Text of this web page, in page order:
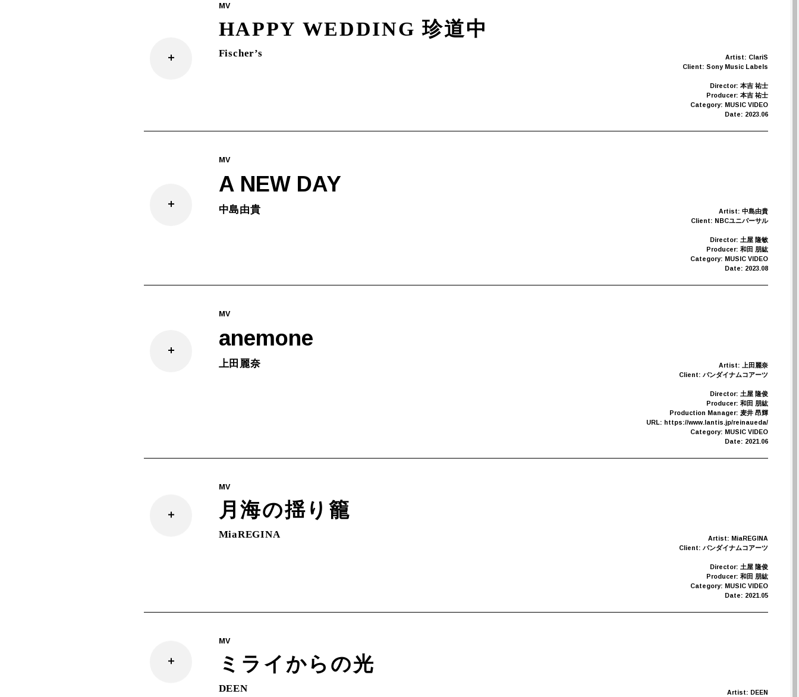
MV
HAPPY WEDDING 珍道中
Fischer’s
Artist: ClariS
Client: Sony Music Labels
Director: 本吉 祐士
Producer: 本吉 祐士
Category: MUSIC VIDEO
Date: 2023.06
MV
A NEW DAY
中島由貴
Artist: 中島由貴
Client: NBCユニバーサル
Director: 土屋 隆敏
Producer: 和田 朋紘
Category: MUSIC VIDEO
Date: 2023.08
MV
anemone
上田麗奈
Artist: 上田麗奈
Client: バンダイナムコアーツ
Director: 土屋 隆俊
Producer: 和田 朋紘
Production Manager: 麦井 昂輝
URL: https://www.lantis.jp/reinaueda/
Category: MUSIC VIDEO
Date: 2021.06
MV
月海の揺り籠
MiaREGINA
Artist: MiaREGINA
Client: バンダイナムコアーツ
Director: 土屋 隆俊
Producer: 和田 朋紘
Category: MUSIC VIDEO
Date: 2021.05
MV
ミライからの光
DEEN
Artist: DEEN